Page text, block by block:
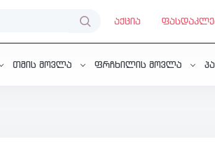
აქცია
თმის მოვლა ფრჩხილის მოვლა